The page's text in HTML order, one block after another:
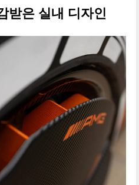
받은 실내 디자인